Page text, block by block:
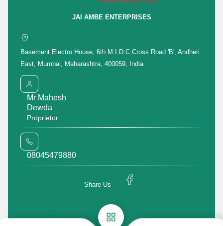
Get Price List Discuss Requirement
Enter Buying Requirement Details
JAI AMBE ENTERPRISES
Basement Electro House, 6th M.I.D.C Cross Road 'B', Andheri
East, Mumbai, Maharashtra, 400059, India
Mr Mahesh
Dewda
Proprietor
08045479880
Share Us